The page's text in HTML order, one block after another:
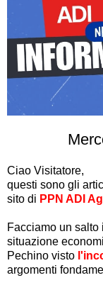
Ciao Visitatore,
questi sono gli
sito di PPN ADI
Facciamo un salto
situazione
Pechino visto
argomenti